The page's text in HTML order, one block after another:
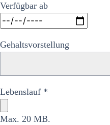
Verfügbar ab
Gehaltsvorstellung
Lebenslauf *
Max. 20 MB.